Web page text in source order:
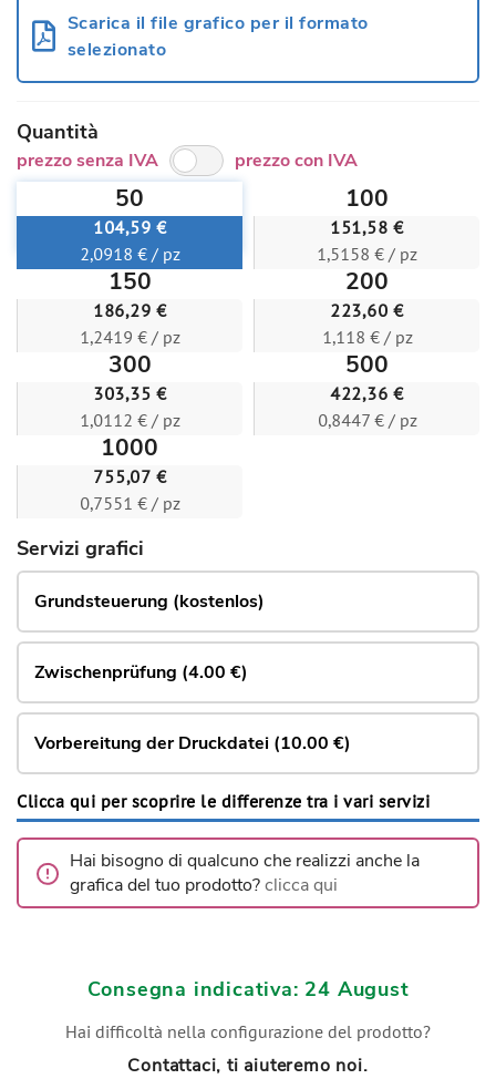
Scarica il file grafico per il formato
selezionato
Quantità
prezzo senza IVA prezzo con IVA
50
104,59 €
2,0918 € / pz
100
151,58 €
1,5158 € / pz
150
186,29 €
1,2419 € / pz
200
223,60 €
1,118 € / pz
300
303,35 €
1,0112 € / pz
500
422,36 €
0,8447 € / pz
1000
755,07 €
0,7551 € / pz
Servizi grafici
Grundsteuerung (kostenlos)
Zwischenprüfung (4.00 €)
Vorbereitung der Druckdatei (10.00 €)
Clicca qui per scoprire le differenze tra i vari servizi
Hai bisogno di qualcuno che realizzi anche la
grafica del tuo prodotto?clicca qui
Consegna indicativa: 24 August
Hai difficoltà nella configurazione del prodotto?
Contattaci, ti aiuteremo noi.